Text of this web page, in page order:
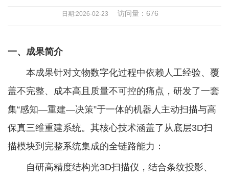
日期:2026-02-23 访问量： 676
一、成果简介
本成果针对文物数字化过程中依赖人工经验、覆
盖不完整、成本高且质量不可控的痛点，研发了一套
集“感知—重建—决策”于一体的机器人主动扫描与高
保真三维重建系统。其核心技术涵盖了从底层3D扫
描模块到完整系统集成的全链路能力：
自研高精度结构光3D扫描仪，结合条纹投影、